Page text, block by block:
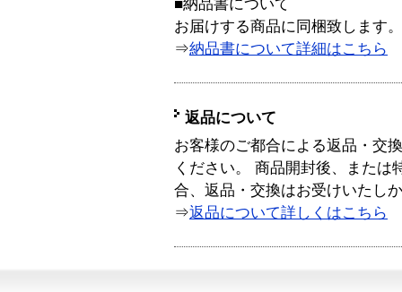
■納品書について
お届けする商品に同梱致します。
⇒納品書について詳細はこちら
返品について
お客様のご都合による返品・交
ください。 商品開封後、または
合、返品・交換はお受けいたし
⇒返品について詳しくはこちら